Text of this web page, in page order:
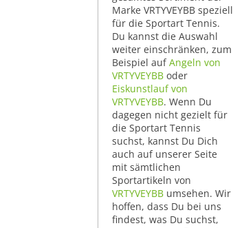
Marke VRTYVEYBB speziell
für die Sportart Tennis.
Du kannst die Auswahl
weiter einschränken, zum
Beispiel aufAngeln von
VRTYVEYBB oder
Eiskunstlauf von
VRTYVEYBB. Wenn Du
dagegen nicht gezielt für
die Sportart Tennis
suchst, kannst Du Dich
auch auf unserer Seite
mit sämtlichen
Sportartikeln von
VRTYVEYBB umsehen. Wir
hoffen, dass Du bei uns
findest, was Du suchst,